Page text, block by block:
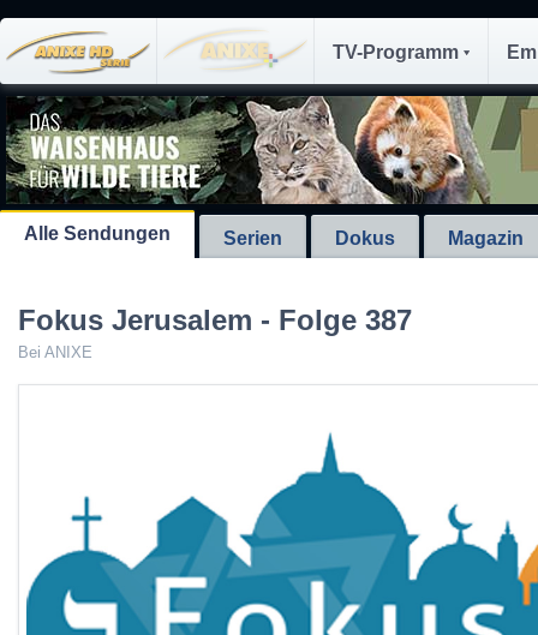
TV-Programm
Alle Sendungen Serien Dokus Magazin
Fokus Jerusalem - Folge 387
Bei ANIXE